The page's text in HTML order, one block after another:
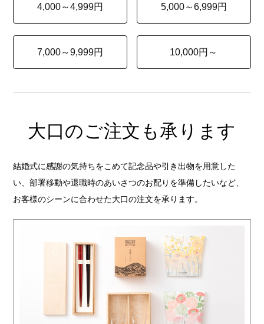
4,000～4,999円 5,000～6,999円
7,000～9,999円 10,000円～
大口のご注文も承ります
結婚式に感謝の気持ちをこめて記念品や引き出物を用意した
い、部署移動や退職時のあいさつのお配りを準備したいなど、
お客様のシーンに合わせた大口の注文を承ります。